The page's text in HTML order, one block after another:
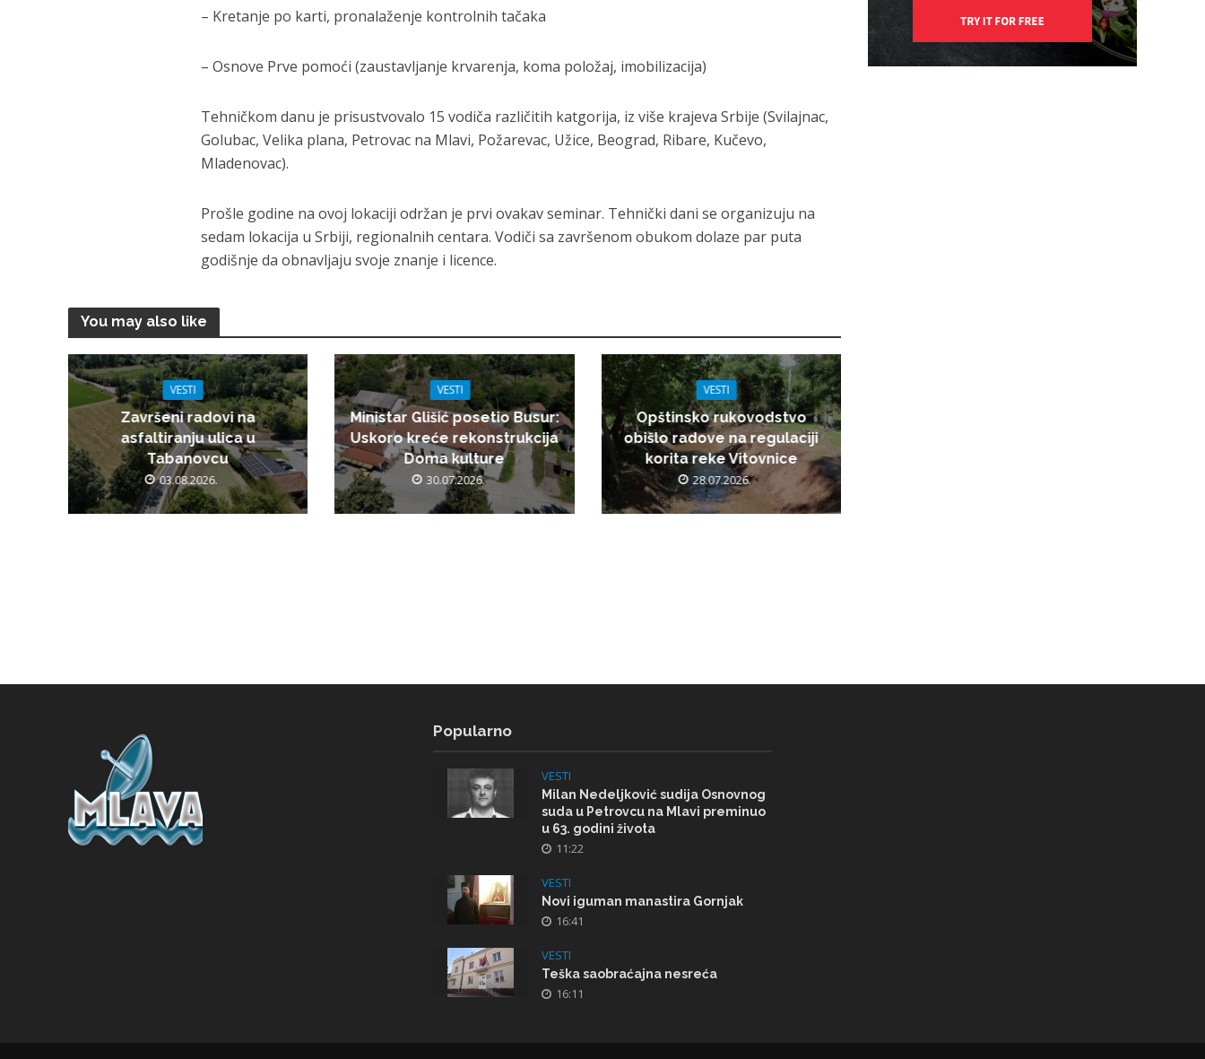
– Kretanje po karti, pronalaženje kontrolnih tačaka
– Osnove Prve pomoći (zaustavljanje krvarenja, koma položaj, imobilizacija)
Tehničkom danu je prisustvovalo 15 vodiča različitih katgorija, iz više krajeva Srbije (Svilajnac,
Golubac, Velika plana, Petrovac na Mlavi, Požarevac, Užice, Beograd, Ribare, Kučevo,
Mladenovac).
Prošle godine na ovoj lokaciji održan je prvi ovakav seminar. Tehnički dani se organizuju na
sedam lokacija u Srbiji, regionalnih centara. Vodiči sa završenom obukom dolaze par puta
godišnje da obnavljaju svoje znanje i licence.
You may also like
VESTI
Završeni radovi na
asfaltiranju ulica u
Tabanovcu
03.08.2026.
VESTI
Ministar Glišić posetio Busur:
Uskoro kreće rekonstrukcija
Doma kulture
30.07.2026.
VESTI
Opštinsko rukovodstvo
obišlo radove na regulaciji
korita reke Vitovnice
28.07.2026.
Popularno
VESTI
Milan Nedeljković sudija Osnovnog
suda u Petrovcu na Mlavi preminuo
u 63. godini života
11:22
VESTI
Novi iguman manastira Gornjak
16:41
VESTI
Teška saobraćajna nesreća
16:11